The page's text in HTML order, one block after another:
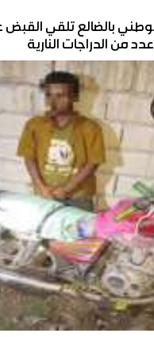
بالضالع تلقي القبض
من الدراجات النارية